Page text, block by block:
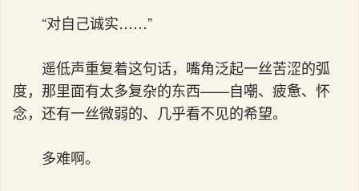
“对自己诚实……”
遥低声重复着这句话，嘴角泛起一丝苦涩的弧
度，那里面有太多复杂的东西——自嘲、疲惫、怀
念，还有一丝微弱的、几乎看不见的希望。
多难啊。